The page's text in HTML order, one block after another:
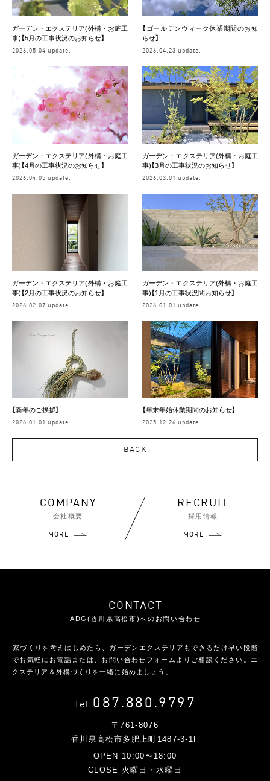
ガーデン・エクステリア(外構・お庭工
事)【5月の工事状況のお知らせ】
2026.05.04 update.
【ゴールデンウィーク休業期間のお知
らせ】
2026.04.23 update.
ガーデン・エクステリア(外構・お庭工
事)【4月の工事状況のお知らせ】
2026.04.05 update.
ガーデン・エクステリア(外構・お庭工
事)【3月の工事状況のお知らせ】
2026.03.01 update.
ガーデン・エクステリア(外構・お庭工
事)【2月の工事状況のお知らせ】
2026.02.07 update.
ガーデン・エクステリア(外構・お庭工
事)【1月の工事状況間お知らせ】
2026.01.01 update.
【新年のご挨拶】
2026.01.01 update.
【年末年始休業期間のお知らせ】
2025.12.26 update.
BACK
COMPANY
会社概要
MORE
RECRUIT
採用情報
MORE
CONTACT
ADG(香川県高松市)へのお問い合わせ
家づくりを考えはじめたら、ガーデンエクステリアもできるだけ早い段階
でお気軽にお電話または、お問い合わせフォームよりご相談ください。 エ
クステリア＆外構づくりを一緒に始めましょう。
Tel.087.880.9797
〒761-8076
香川県高松市多肥上町1487-3-1F
OPEN 10:00〜18:00
CLOSE 火曜日・水曜日